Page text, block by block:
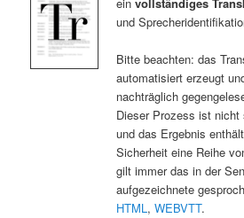
und
Bitte beachten: das
automatisiert erzeugt
nachträglich
Dieser Prozess ist nicht
und das Ergebnis
Sicherheit eine Reihe
gilt immer das in der
aufgezeichnete
HTML, WEBVTT.